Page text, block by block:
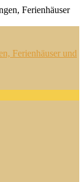
Ferienhäuser und